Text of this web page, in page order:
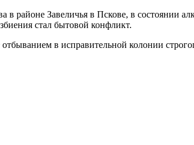
районе Завеличья в Пскове, в состоянии
стал бытовой конфликт.
в исправительной колонии